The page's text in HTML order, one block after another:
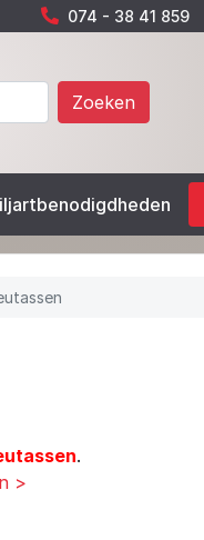
074 - 38 41 859
Zoeken
.
>